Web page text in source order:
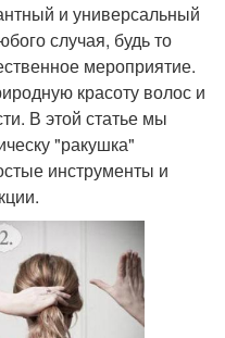
и универсальный
случая, будь то
мероприятие.
красоту волос и
В этой статье мы
"ракушка"
инструменты и